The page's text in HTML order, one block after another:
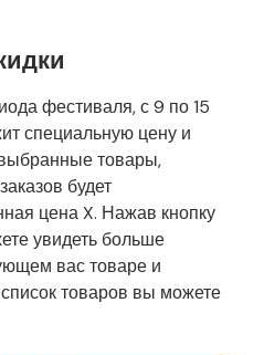
фестиваля, с 9 по 15
специальную цену и
товары,
будет
цена X. Нажав кнопку
увидеть больше
вас товаре и
товаров вы можете